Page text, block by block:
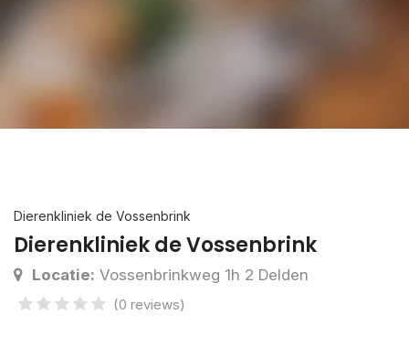
Dierenkliniek de Vossenbrink
Dierenkliniek de Vossenbrink
Locatie: Vossenbrinkweg 1h 2 Delden
(0 reviews)